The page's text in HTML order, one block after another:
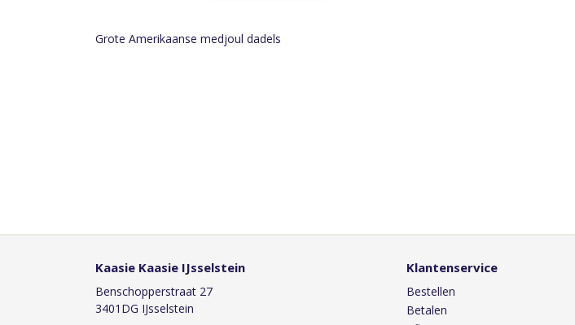
Grote Amerikaanse medjoul dadels
Kaasie Kaasie IJsselstein
Benschopperstraat 27
3401DG IJsselstein
Klantenservice
Bestellen
Betalen